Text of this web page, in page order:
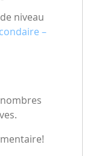
de niveau
–